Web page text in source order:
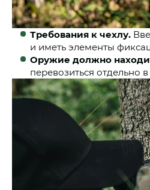
Требования к чехлу.
и иметь элементы
Оружие должно
перевозиться отдельно